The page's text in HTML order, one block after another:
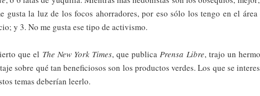
gusta la luz de los focos ahorradores, por eso sólo los tengo en el área
y 3. No me gusta ese tipo de activismo.
que el The New York Times, que publicaPrensa Libre, trajo un
sobre qué tan beneficiosos son los productos verdes. Los que se
temas deberían leerlo.